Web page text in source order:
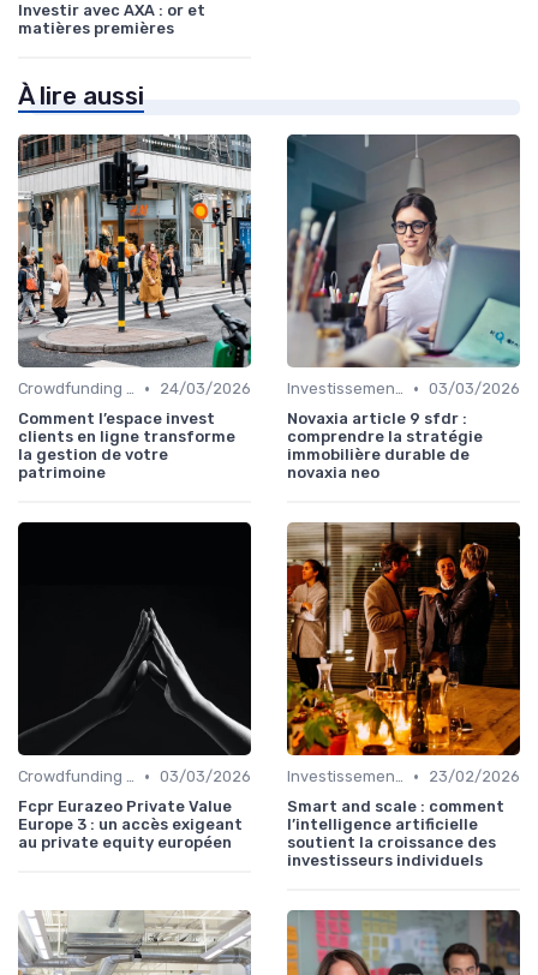
Investir avec AXA : or et
matières premières
À lire aussi
Crowdfunding et Capital Risque •
24/03/2026
Comment l’espace invest
clients en ligne transforme
la gestion de votre
patrimoine
Investissements Écologiques et Durables • 03/03/2026
Novaxia article 9 sfdr :
comprendre la stratégie
immobilière durable de
novaxia neo
Crowdfunding et Capital Risque • 03/03/2026
Fcpr Eurazeo Private Value
Europe 3 : un accès exigeant
au private equity européen
Investissements Écologiques et Durables •
23/02/2026
Smart and scale : comment
l’intelligence artificielle
soutient la croissance des
investisseurs individuels